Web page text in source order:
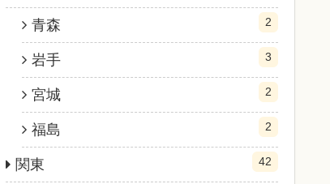
青森 2
岩手 3
宮城 2
福島 2
関東 42